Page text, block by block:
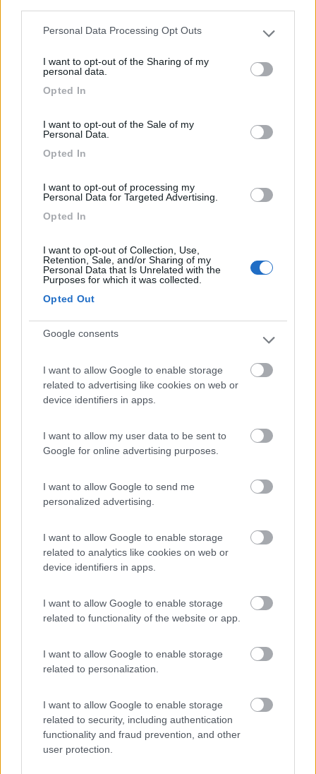
Please note that this website/app uses one or more Google
not limited to your visit or usage behaviour. You may click to
grant or deny consent to Google and its third-party tags to
use your data for below specified purposes in below Google
Personal Data Processing Opt Outs
I want to opt-out of the Sharing of my
personal data.
Opted In
I want to opt-out of the Sale of my
Personal Data.
Opted In
I want to opt-out of processing my
Personal Data for Targeted Advertising.
Opted In
I want to opt-out of Collection, Use,
Retention, Sale, and/or Sharing of my
Personal Data that Is Unrelated with the
Purposes for which it was collected.
Opted Out
Google consents
I want to allow Google to enable storage
related to advertising like cookies on web or
device identifiers in apps.
I want to allow my user data to be sent to
Google for online advertising purposes.
I want to allow Google to send me
personalized advertising.
I want to allow Google to enable storage
related to analytics like cookies on web or
device identifiers in apps.
I want to allow Google to enable storage
related to functionality of the website or app.
I want to allow Google to enable storage
related to personalization.
I want to allow Google to enable storage
related to security, including authentication
functionality and fraud prevention, and other
user protection.
Amelinghausen - 416.1km
Area di sosta (AA)
Bogner's Wohnmobilstellplatz
Servizi / Posizione
Area pianeggiante sulle sponde del fiume Meno, a
Segnitz - 489km
Area di sosta (PS)
7 2
Servizi / Posizione